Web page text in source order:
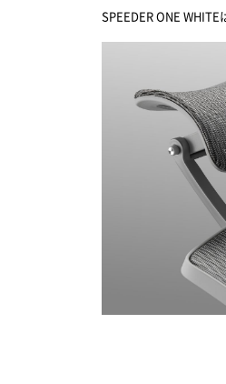
SPEEDER ONE